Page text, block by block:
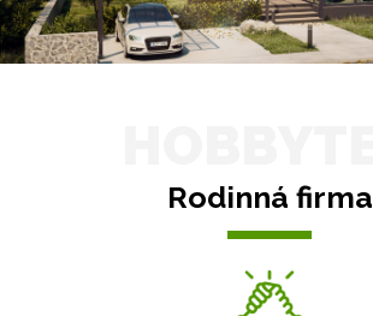
Rodinná firma